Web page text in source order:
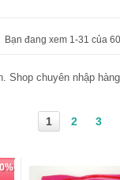
Bạn đang xem 1-31 của
Shop chuyên nhập
1 2 3